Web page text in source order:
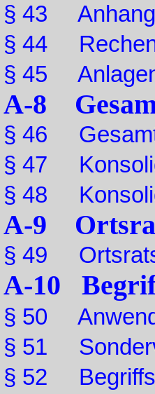
§ 43 Anhang
§ 44
§ 45
A-8
§ 46
§ 47
§ 48
A-9
§ 49
A-10
§ 50
§ 51
§ 52